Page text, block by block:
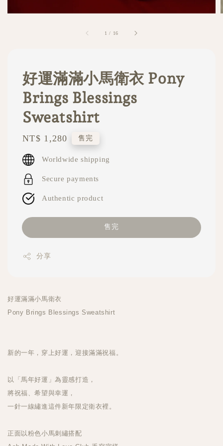
1 / 16
好運滿滿小馬衛衣 Pony
Brings Blessings
Sweatshirt
Regular
price
NT$ 1,280 售完
Worldwide shipping
Secure payments
Authentic product
售完
分享
好運滿滿小馬衛衣
Pony Brings Blessings Sweatshirt
新的一年，穿上好運，迎接滿滿祝福。
以「馬年好運」為靈感打造，
將祝福、希望與幸運，
一針一線繡進這件新年限定衛衣裡。
正面以粉色小馬刺繡搭配